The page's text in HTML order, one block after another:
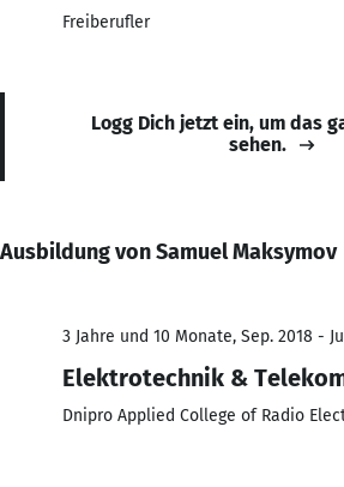
Freiberufler
Logg Dich jetzt ein, um das
sehen.
Ausbildung von Samuel Maksymov
3 Jahre und 10 Monate, Sep. 2018 -
Elektrotechnik &
Dnipro Applied College of Radio